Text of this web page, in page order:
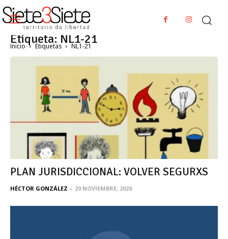
Inicio Etiquetas NL1-21
Etiqueta: NL1-21
PLAN JURISDICCIONAL: VOLVER SEGURXS
HÉCTOR GONZÁLEZ - 20 NOVIEMBRE, 2020